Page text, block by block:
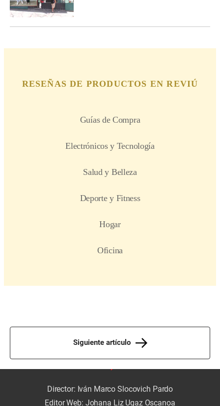
Siguiente artículo
Director: Iván Marco Slocovich Pardo
Editor Web: Johana Liz Ugaz Oscanoa